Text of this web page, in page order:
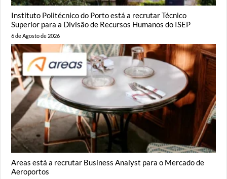
Instituto Politécnico do Porto está a recrutar Técnico
Superior para a Divisão de Recursos Humanos do ISEP
6 de Agosto de 2026
Areas está a recrutar Business Analyst para o Mercado de
Aeroportos